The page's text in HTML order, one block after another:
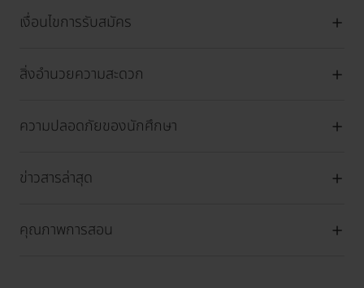
เงื่อนไขการรับสมัคร
สิ่งอำนวยความสะดวก
ความปลอดภัยของนักศึกษา
ข่าวสารล่าสุด
คุณภาพการสอน